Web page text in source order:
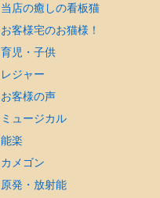
当店の癒しの看板猫
お客様宅のお猫様！
育児・子供
レジャー
お客様の声
ミュージカル
能楽
カメゴン
原発・放射能